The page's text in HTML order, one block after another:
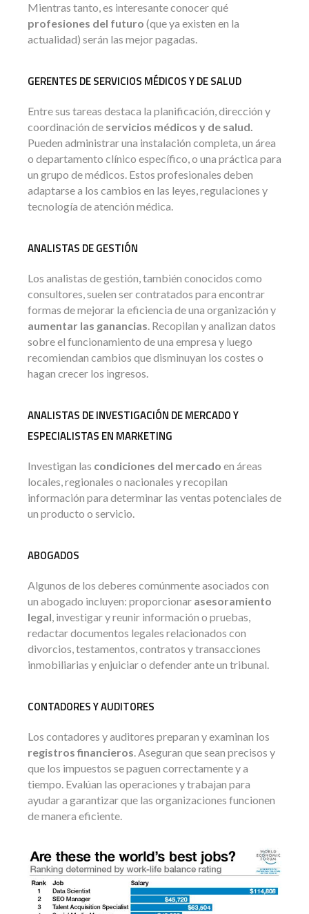
Mientras tanto, es interesante conocer qué
profesiones del futuro (que ya existen en la
actualidad) serán las mejor pagadas.
GERENTES DE SERVICIOS MÉDICOS Y DE SALUD
Entre sus tareas destaca la planificación, dirección y
coordinación de servicios médicos y de salud.
Pueden administrar una instalación completa, un área
o departamento clínico específico, o una práctica para
un grupo de médicos. Estos profesionales deben
adaptarse a los cambios en las leyes, regulaciones y
tecnología de atención médica.
ANALISTAS DE GESTIÓN
Los analistas de gestión, también conocidos como
consultores, suelen ser contratados para encontrar
formas de mejorar la eficiencia de una organización y
aumentar las ganancias. Recopilan y analizan datos
sobre el funcionamiento de una empresa y luego
recomiendan cambios que disminuyan los costes o
hagan crecer los ingresos.
ANALISTAS DE INVESTIGACIÓN DE MERCADO Y
ESPECIALISTAS EN MARKETING
Investigan las condiciones del mercado en áreas
locales, regionales o nacionales y recopilan
información para determinar las ventas potenciales de
un producto o servicio.
ABOGADOS
Algunos de los deberes comúnmente asociados con
un abogado incluyen: proporcionar asesoramiento
legal, investigar y reunir información o pruebas,
redactar documentos legales relacionados con
divorcios, testamentos, contratos y transacciones
inmobiliarias y enjuiciar o defender ante un tribunal.
CONTADORES Y AUDITORES
Los contadores y auditores preparan y examinan los
registros financieros. Aseguran que sean precisos y
que los impuestos se paguen correctamente y a
tiempo. Evalúan las operaciones y trabajan para
ayudar a garantizar que las organizaciones funcionen
de manera eficiente.